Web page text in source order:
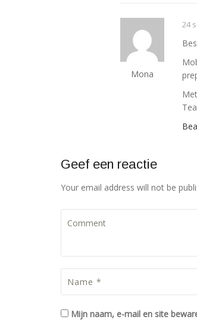
Mona
24
Geef een reactie
Your email address will not be
Mijn naam, e-mail en site